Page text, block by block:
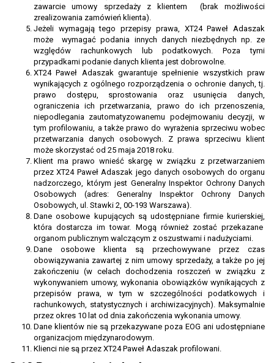
zawarcie umowy sprzedaży z klientem (brak możliwości
zrealizowania zamówień klienta).
Jeżeli wymagają tego przepisy prawa, XT24 Paweł Adaszak
może wymagać podania innych danych niezbędnych np. ze
względów rachunkowych lub podatkowych. Poza tymi
przypadkami podanie danych klienta jest dobrowolne.
XT24 Paweł Adaszak gwarantuje spełnienie wszystkich praw
wynikających z ogólnego rozporządzenia o ochronie danych, tj.
prawo dostępu, sprostowania oraz usunięcia danych,
ograniczenia ich przetwarzania, prawo do ich przenoszenia,
niepodlegania zautomatyzowanemu podejmowaniu decyzji, w
tym profilowaniu, a także prawo do wyrażenia sprzeciwu wobec
przetwarzania danych osobowych. Z prawa sprzeciwu klient
może skorzystać od 25 maja 2018 roku.
Klient ma prawo wnieść skargę w związku z przetwarzaniem
przez XT24 Paweł Adaszak jego danych osobowych do organu
nadzorczego, którym jest Generalny Inspektor Ochrony Danych
Osobowych (adres: Generalny Inspektor Ochrony Danych
Osobowych, ul. Stawki 2, 00-193 Warszawa).
Dane osobowe kupujących są udostępniane firmie kurierskiej,
która dostarcza im towar. Mogą również zostać przekazane
organom publicznym walczącym z oszustwami i nadużyciami.
Dane osobowe klienta są przechowywane przez czas
obowiązywania zawartej z nim umowy sprzedaży, a także po jej
zakończeniu (w celach dochodzenia roszczeń w związku z
wykonywaniem umowy, wykonania obowiązków wynikających z
przepisów prawa, w tym w szczególności podatkowych i
rachunkowych, statystycznych i archiwizacyjnych). Maksymalnie
przez okres 10 lat od dnia zakończenia wykonania umowy.
Dane klientów nie są przekazywane poza EOG ani udostępniane
organizacjom międzynarodowym.
Klienci nie są przez XT24 Paweł Adaszak profilowani.